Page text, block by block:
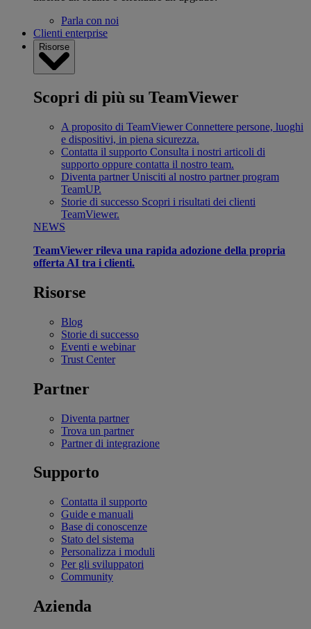
Parla con noi
Clienti enterprise
Risorse
Scopri di più su TeamViewer
A proposito di TeamViewer Connettere persone, luoghi
e dispositivi, in piena sicurezza.
Contatta il supporto Consulta i nostri articoli di
supporto oppure contatta il nostro team.
Diventa partner Unisciti al nostro partner program
TeamUP.
Storie di successo Scopri i risultati dei clienti
TeamViewer.
NEWS
TeamViewer rileva una rapida adozione della propria
offerta AI tra i clienti.
Risorse
Blog
Storie di successo
Eventi e webinar
Trust Center
Partner
Diventa partner
Trova un partner
Partner di integrazione
Supporto
Contatta il supporto
Guide e manuali
Base di conoscenze
Stato del sistema
Personalizza i moduli
Per gli sviluppatori
Community
Azienda